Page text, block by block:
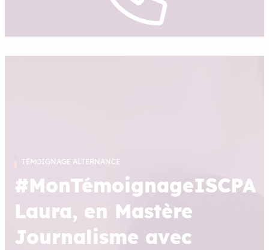
TÉMOIGNAGE ALTERNANCE
#MonTémoignageISCPA
Laura, en Mastère
Journalisme avec